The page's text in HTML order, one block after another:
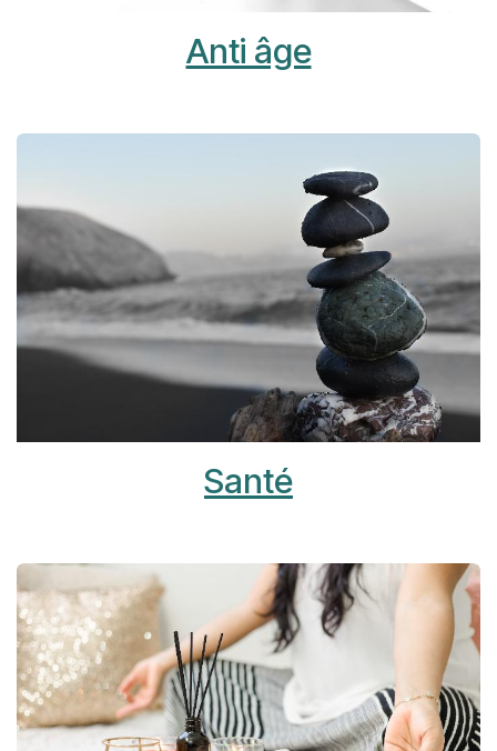
Anti âge
Santé